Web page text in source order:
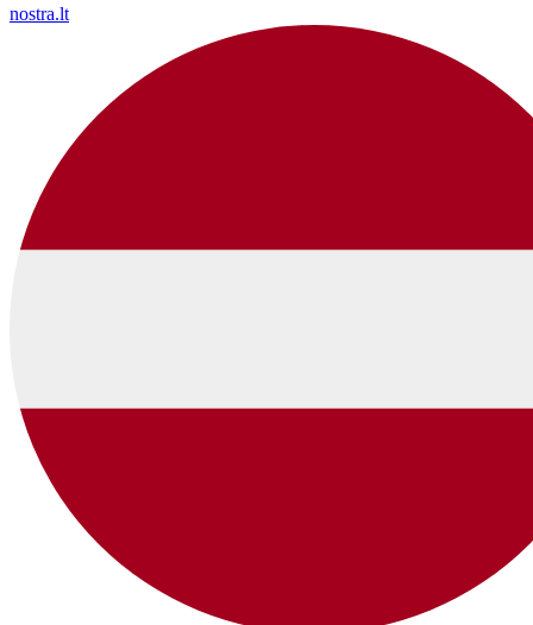
nostra.lt